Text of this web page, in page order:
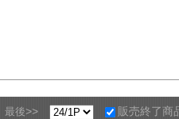
最後>> 販売終了商